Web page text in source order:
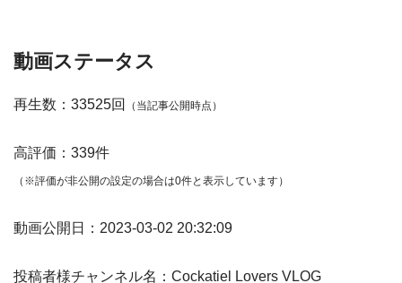
動画ステータス
再生数：33525回 （当記事公開時点）
高評価：339件
（※評価が非公開の設定の場合は0件と表示しています）
動画公開日：2023-03-02 20:32:09
投稿者様チャンネル名：Cockatiel Lovers VLOG